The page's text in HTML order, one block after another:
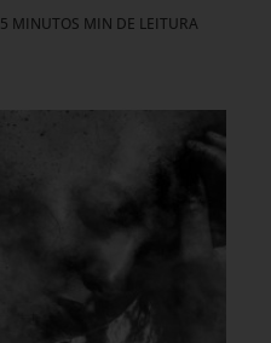
5 MINUTOS MIN DE LEITURA